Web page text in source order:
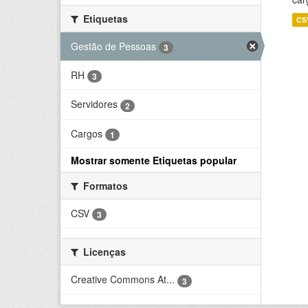
Etiquetas
Gestão de Pessoas
3
RH 3
Servidores 2
Cargos 1
Mostrar somente Etiquetas popular
Formatos
CSV
3
Licenças
Creative Commons At...
3